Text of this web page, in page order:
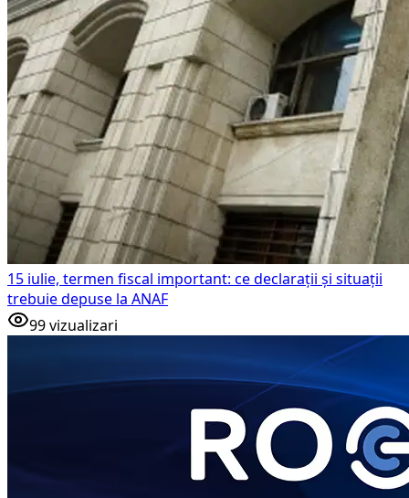
15 iulie, termen fiscal important: ce declarații și situații
trebuie depuse la ANAF
99vizualizari